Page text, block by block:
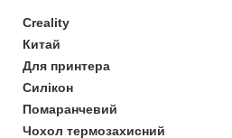
Creality
Китай
Для принтера
Силікон
Помаранчевий
Чохол термозахисний